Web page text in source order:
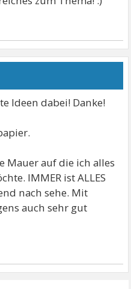
Ideen dabei! Danke!
Mauer auf die ich alles
IMMER ist ALLES
nach sehe. Mit
auch sehr gut